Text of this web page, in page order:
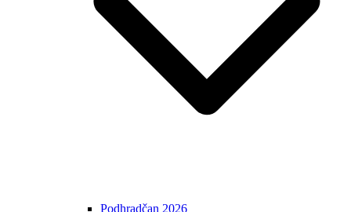
Podhradčan 2026